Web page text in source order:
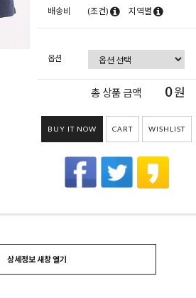
배송비 (조건) 지역별
옵션
총 상품 금액 0원
BUY IT NOW CART WISHLIST
상세정보 새창 열기